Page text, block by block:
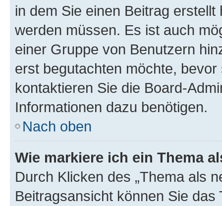
in dem Sie einen Beitrag
werden müssen. Es ist auch
einer Gruppe von Benutzern
erst begutachten möchte,
kontaktieren Sie die Board-
Informationen dazu benötigen.
Nach oben
Wie markiere ich ein Thema
Durch Klicken des „Thema als
Beitragsansicht können Sie